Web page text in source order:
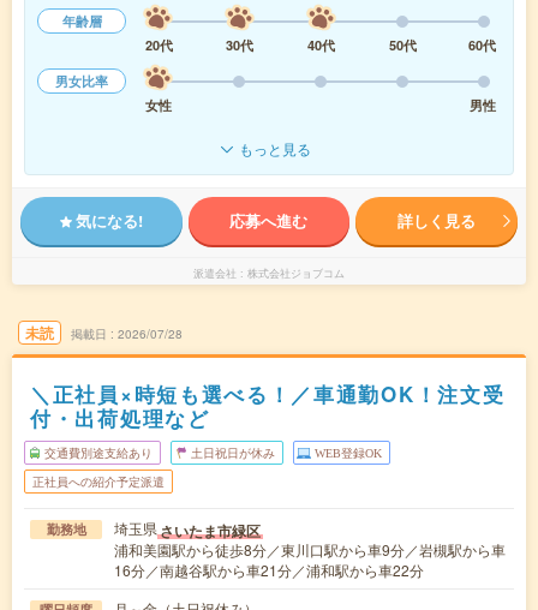
年齢層
20代
30代 40代 50代
60代
男女比率
女性
男性
もっと見る
気になる! 応募へ進む 詳しく見る
派遣会社 株式会社ジョブコム
未読 掲載日 2026/07/28
＼正社員×時短も選べる！／車通勤OK！注文受
付・出荷処理など
交通費別途支給あり 土日祝日が休み WEB登録OK
正社員への紹介予定派遣
勤務地 埼玉県さいたま市緑区
浦和美園駅から徒歩8分／東川口駅から車9分／岩槻駅から車
16分／南越谷駅から車21分／浦和駅から車22分